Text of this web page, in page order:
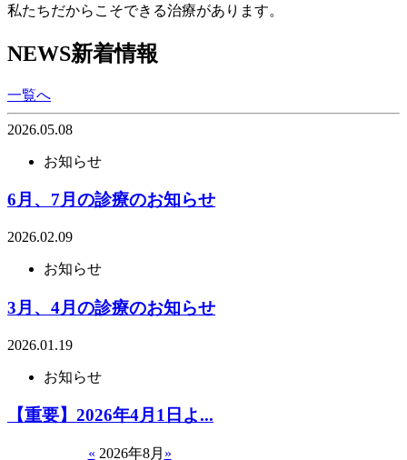
私たちだからこそできる治療があります。
NEWS新着情報
一覧へ
2026.05.08
お知らせ
6月、7月の診療のお知らせ
2026.02.09
お知らせ
3月、4月の診療のお知らせ
2026.01.19
お知らせ
【重要】2026年4月1日よ...
« 2026年8月 »